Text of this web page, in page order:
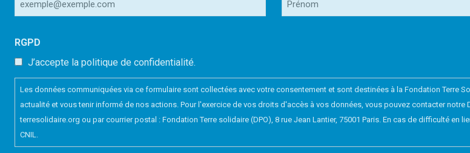
RGPD
J’accepte la politique de confidentialité.
Les données communiquées via ce formulaire sont collectées avec votre consentement et sont destinées à la Fondation Terre
actualité et vous tenir informé de nos actions. Pour l'exercice de vos droits d'accès à vos données, vous pouvez contacter
terresolidaire.org ou par courrier postal : Fondation Terre solidaire (DPO), 8 rue Jean Lantier, 75001 Paris. En cas de difficulté
CNIL.